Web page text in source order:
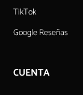
TikTok
Google Reseñas
CUENTA